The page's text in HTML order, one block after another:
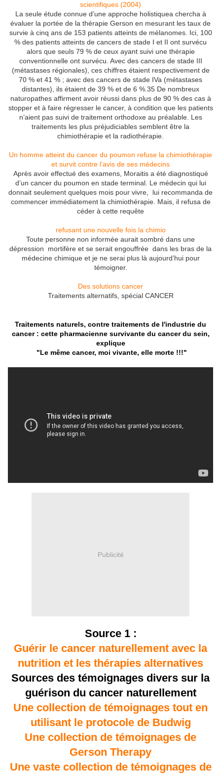
scientifiques (2004)
La seule étude connue d’une approche holistiquea chercha à
évaluer la portée de la thérapie Gerson en mesurant les taux de
survie à cinq ans de 153 patients atteints de mélanomes. Ici, 100
% des patients atteints de cancers de stade I et II ont survécu
alors que seuls 79 % de ceux ayant suivi une thérapie
conventionnelle ont survécu. Avec des cancers de stade III
(métastases régionales), ces chiffres étaient respectivement de
70 % et 41 % ; avec des cancers de stade IVa (métastases
distantes), ils étaient de 39 % et de 6 %.35 De nombreux
naturopathes affirment avoir réussi dans plus de 90 % des cas à
stopper et à faire régresser le cancer, à condition que les patients
n’aient pas suivi de traitement orthodoxe au préalable. Les
traitements les plus préjudiciables semblent être la
chimiothérapie et la radiothérapie.
Un homme atteint du cancer du poumon refuse la chimiothérapie
et survit contre l’avis de ses médecins
Après avoir effectué des examens, Moraitis a été diagnostiqué
d’un cancer du poumon en stade terminal. Le médecin qui lui
donnait seulement quelques mois pour vivre, lui recommanda de
commencer immédiatement la chimiothérapie. Mais, il refusa de
céder à cette requête
refusant une nouvelle fois la chimio
Toute personne non informée aurait sombré dans une
dépression mortifère et se serait engouffrée dans les bras de la
médecine chimique et je ne serai plus là aujourd’hui pour
témoigner.
Des solutions cancer
Traitements alternatifs, spécial CANCER
Traitements naturels, contre traitements de l'industrie du
cancer : cette pharmacienne survivante du cancer du sein,
explique
"Le même cancer, moi vivante, elle morte !!!"
Publicité
Source 1 :
Guérir le cancer naturellement avec la
nutrition et les thérapies alternatives
Sources des témoignages divers sur la
guérison du cancer naturellement
Une collection de témoignages tout en
utilisant le protocole de Budwig
Une collection de témoignages de
Gerson Therapy
Une vaste collection de témoignages de